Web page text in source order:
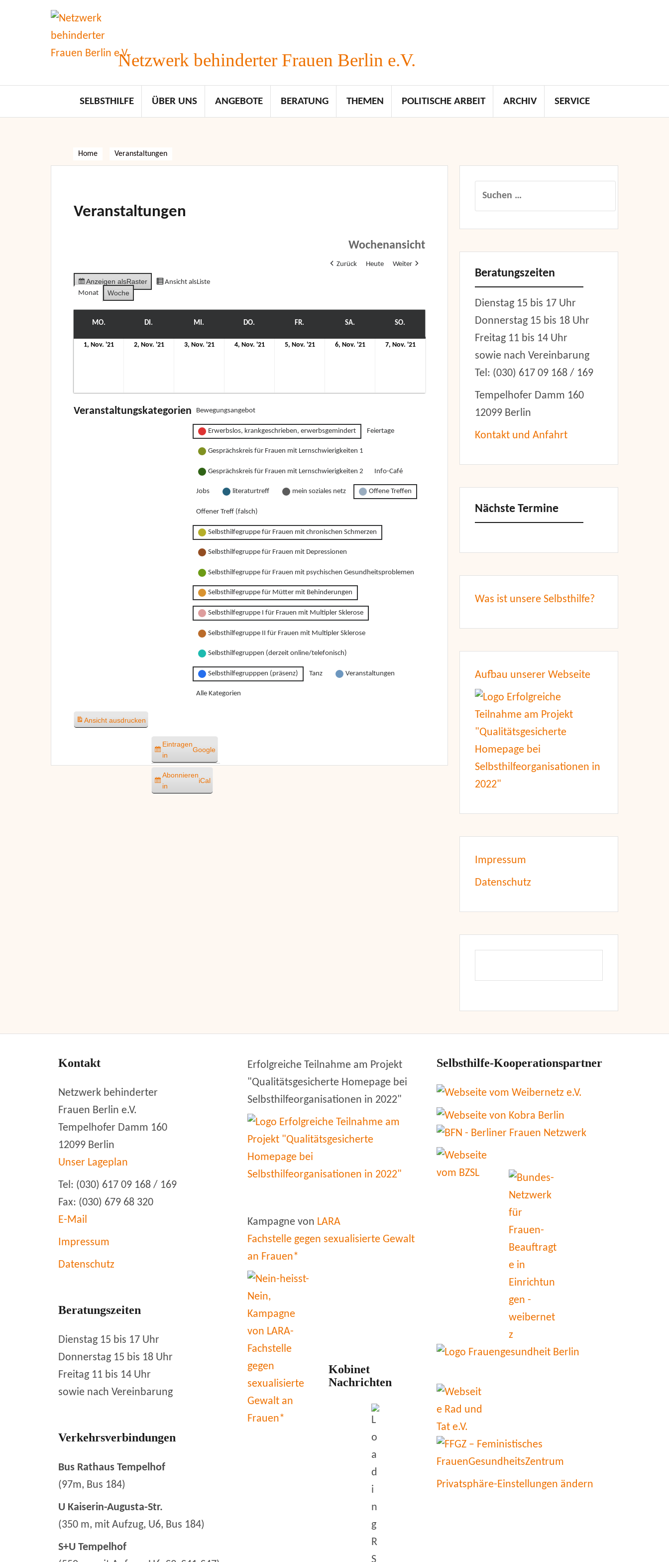
Netzwerk behinderter Frauen Berlin e.V.
SELBSTHILFE ÜBER UNS ANGEBOTE BERATUNG THEMEN POLITISCHE ARBEIT ARCHIV SERVICE
Home Veranstaltungen
Veranstaltungen
Wochenansicht
Anzeigen alsRaster Ansicht alsListe
Monat
Woche
Zurück Heute Weiter
MO. DI. MI. DO. DONNERSTAGFR. SA. SO.
1, Nov. '21 2, Nov. '212.
3, Nov. '213.
4, Nov. '214.
5, Nov. '215.
6, Nov. '216.
7, Nov. '217.
Veranstaltungskategorien Bewegungsangebot
Erwerbslos, krankgeschrieben, erwerbsgemindert Feiertage
Gesprächskreis für Frauen mit Lernschwierigkeiten 1
Gesprächskreis für Frauen mit Lernschwierigkeiten 2 Info-Café
Jobs literaturtreff mein soziales netz Offene Treffen
Offener Treff (falsch)
Selbsthilfegruppe für Frauen mit chronischen Schmerzen
Selbsthilfegruppe für Frauen mit Depressionen
Selbsthilfegruppe für Frauen mit psychischen Gesundheitsproblemen
Selbsthilfegruppe für Mütter mit Behinderungen
Selbsthilfegruppe I für Frauen mit Multipler Sklerose
Selbsthilfegruppe II für Frauen mit Multipler Sklerose
Selbsthilfegruppen (derzeit online/telefonisch)
Selbsthilfegrupppen (präsenz) Tanz Veranstaltungen
Alle Kategorien
Ansicht ausdrucken
Eintragen
in
Google
Abonnieren
in
iCal
Suchen
Beratungszeiten
Dienstag 15 bis 17 Uhr
Donnerstag 15 bis 18 Uhr
Freitag 11 bis 14 Uhr
sowie nach Vereinbarung
Tel: (030) 617 09 168 / 169
Tempelhofer Damm 160
12099 Berlin
Kontakt und Anfahrt
Nächste Termine
Was ist unsere Selbsthilfe?
Aufbau unserer Webseite
Impressum
Datenschutz
Kontakt
Netzwerk behinderter
Frauen Berlin e.V.
Tempelhofer Damm 160
12099 Berlin
Unser Lageplan
Tel: (030) 617 09 168 / 169
Fax: (030) 679 68 320
E-Mail
Impressum
Datenschutz
Beratungszeiten
Dienstag 15 bis 17 Uhr
Donnerstag 15 bis 18 Uhr
Freitag 11 bis 14 Uhr
sowie nach Vereinbarung
Verkehrsverbindungen
Bus Rathaus Tempelhof
(97m, Bus 184)
U Kaiserin-Augusta-Str.
(350 m, mit Aufzug, U6, Bus 184)
S+U Tempelhof
Erfolgreiche Teilnahme am Projekt
"Qualitätsgesicherte Homepage bei
Selbsthilfeorganisationen in 2022"
Kampagne von LARA
Fachstelle gegen sexualisierte Gewalt
an Frauen*
Kobinet
Nachrichten
Selbsthilfe-Kooperationspartner
Privatsphäre-Einstellungen ändern